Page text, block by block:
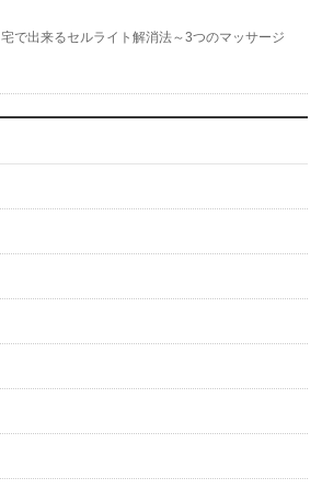
で出来るセルライト解消法～3つのマッサージ